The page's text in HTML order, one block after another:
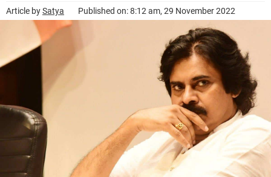
Article bySatya Published on: 8:12 am, 29 November 2022